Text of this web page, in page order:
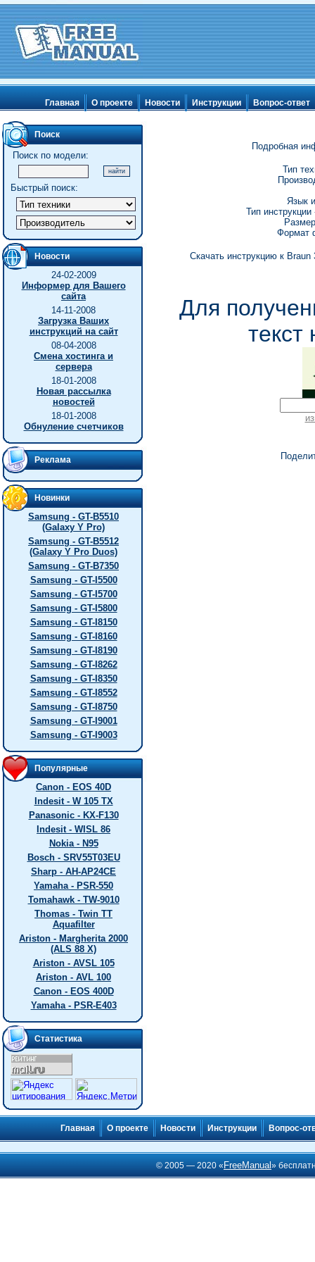
Главная О проекте Новости Инструкции Вопрос-ответ
Поиск
Поиск по модели:
Быстрый поиск:
Новости
24-02-2009
Информер для Вашего
сайта
14-11-2008
Загрузка Ваших
инструкций на сайт
08-04-2008
Смена хостинга и
сервера
18-01-2008
Новая рассылка
новостей
18-01-2008
Обнуление счетчиков
Реклама
Новинки
Samsung - GT-B5510
(Galaxy Y Pro)
Samsung - GT-B5512
(Galaxy Y Pro Duos)
Samsung - GT-B7350
Samsung - GT-I5500
Samsung - GT-I5700
Samsung - GT-I5800
Samsung - GT-I8150
Samsung - GT-I8160
Samsung - GT-I8190
Samsung - GT-I8262
Samsung - GT-I8350
Samsung - GT-I8552
Samsung - GT-I8750
Samsung - GT-I9001
Samsung - GT-I9003
Популярные
Canon - EOS 40D
Indesit - W 105 TX
Panasonic - KX-F130
Indesit - WISL 86
Nokia - N95
Bosch - SRV55T03EU
Sharp - AH-AP24CE
Yamaha - PSR-550
Tomahawk - TW-9010
Thomas - Twin TT
Aquafilter
Ariston - Margherita 2000
(ALS 88 X)
Ariston - AVSL 105
Ariston - AVL 100
Canon - EOS 400D
Yamaha - PSR-E403
Статистика
Подробная
Тип
Язык
Тип
Формат
Скачать инструкцию к Braun
Для
текст
Главная О проекте Новости Инструкции Вопрос-
© 2005 — 2020 « FreeManual»